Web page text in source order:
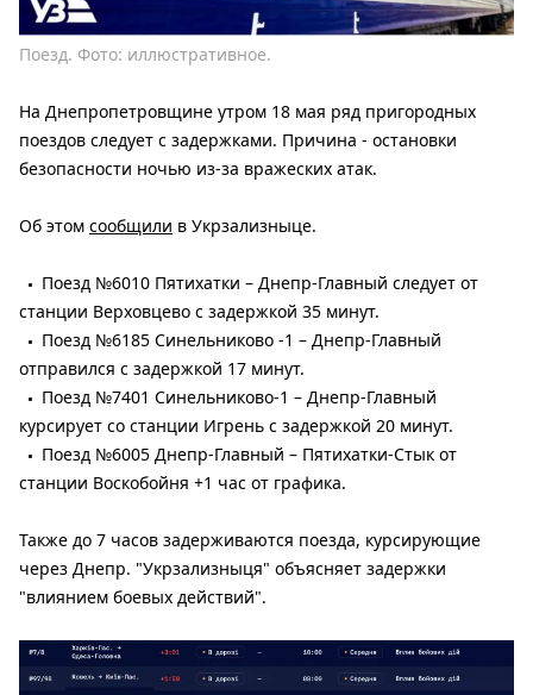
Поезд. Фото: иллюстративное.
На Днепропетровщине утром 18 мая ряд пригородных
поездов следует с задержками. Причина - остановки
безопасности ночью из-за вражеских атак.
Об этом сообщили в Укрзализныце.
Поезд №6010 Пятихатки – Днепр-Главный следует от
станции Верховцево с задержкой 35 минут.
Поезд №6185 Синельниково -1 – Днепр-Главный
отправился с задержкой 17 минут.
Поезд №7401 Синельниково-1 – Днепр-Главный
курсирует со станции Игрень с задержкой 20 минут.
Поезд №6005 Днепр-Главный – Пятихатки-Стык от
станции Воскобойня +1 час от графика.
Также до 7 часов задерживаются поезда, курсирующие
через Днепр. "Укрзализныця" объясняет задержки
"влиянием боевых действий".